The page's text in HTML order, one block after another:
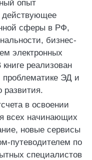
опыт
действующее
сферы в РФ,
бизнес-
электронных
реализован
проблематике ЭД и
развития.
в освоении
всех начинающих
новые сервисы
путеводителем по
специалистов